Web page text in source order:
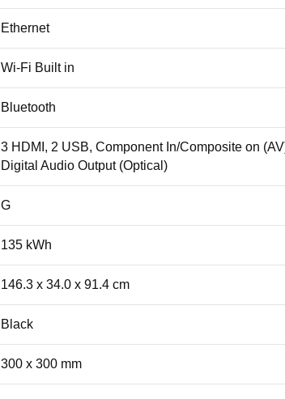
Ethernet
Wi-Fi Built in
Bluetooth
3 HDMI, 2 USB, Component In/Composite on
Digital Audio Output (Optical)
G
135 kWh
146.3 x 34.0 x 91.4 cm
Black
300 x 300 mm